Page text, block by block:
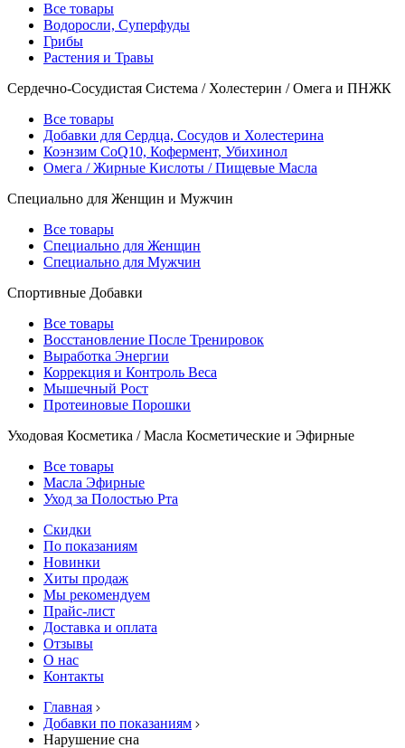
Все товары
Водоросли, Суперфуды
Грибы
Растения и Травы
Сердечно-Сосудистая Система / Холестерин / Омега и ПНЖК
Все товары
Добавки для Сердца, Сосудов и Холестерина
Коэнзим CoQ10, Кофермент, Убихинол
Омега / Жирные Кислоты / Пищевые Масла
Специально для Женщин и Мужчин
Все товары
Специально для Женщин
Специально для Мужчин
Спортивные Добавки
Все товары
Восстановление После Тренировок
Выработка Энергии
Коррекция и Контроль Веса
Мышечный Рост
Протеиновые Порошки
Уходовая Косметика / Масла Косметические и Эфирные
Все товары
Масла Эфирные
Уход за Полостью Рта
Скидки
По показаниям
Новинки
Хиты продаж
Мы рекомендуем
Прайс-лист
Доставка и оплата
Отзывы
О нас
Контакты
Главная
Добавки по показаниям
Нарушение сна